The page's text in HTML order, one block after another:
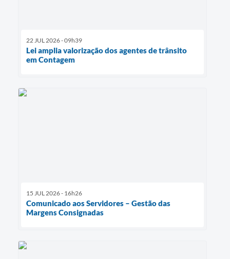
22 JUL 2026 - 09h39
Lei amplia valorização dos agentes de trânsito
em Contagem
15 JUL 2026 - 16h26
Comunicado aos Servidores – Gestão das
Margens Consignadas